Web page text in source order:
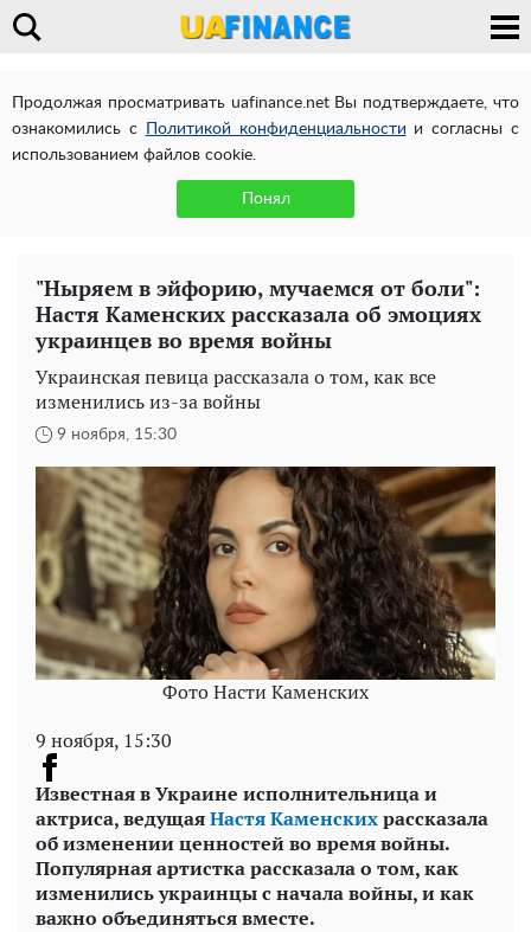
Продолжая просматривать uafinance.net Вы подтверждаете, что
ознакомились с
Политикой конфиденциальности и согласны с
использованием файлов cookie.
Понял
"Ныряем в эйфорию, мучаемся от боли":
Настя Каменских рассказала об эмоциях
украинцев во время войны
Украинская певица рассказала о том, как все
изменились из-за войны
9 ноября, 15:30
Фото Насти Каменских
9 ноября, 15:30
Известная в Украине исполнительница и
актриса, ведущаяНастя Каменскихрассказала
об изменении ценностей во время войны.
Популярная артистка рассказала о том, как
изменились украинцы с начала войны, и как
важно объединяться вместе.